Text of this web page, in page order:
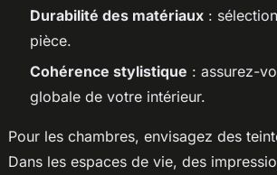
Durabilité des matériaux :
pièce.
Cohérence stylistique : assurez-
globale de votre intérieur.
Pour les chambres, envisagez des
Dans les espaces de vie, des